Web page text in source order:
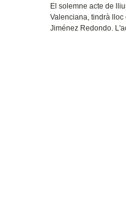
El solemne acte de
Valenciana, tindrà lloc
Jiménez Redondo.